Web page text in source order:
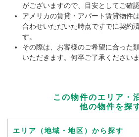
がございますので、目安としてご確認
アメリカの賃貸・アパート賃貸物件
合わせいただいた時点ですでに契約
す。
その際は、お客様のご希望に合った
いただきます。何卒ご了承くださいま
この物件のエリア・
他の物件を探
エリア（地域・地区）から探す